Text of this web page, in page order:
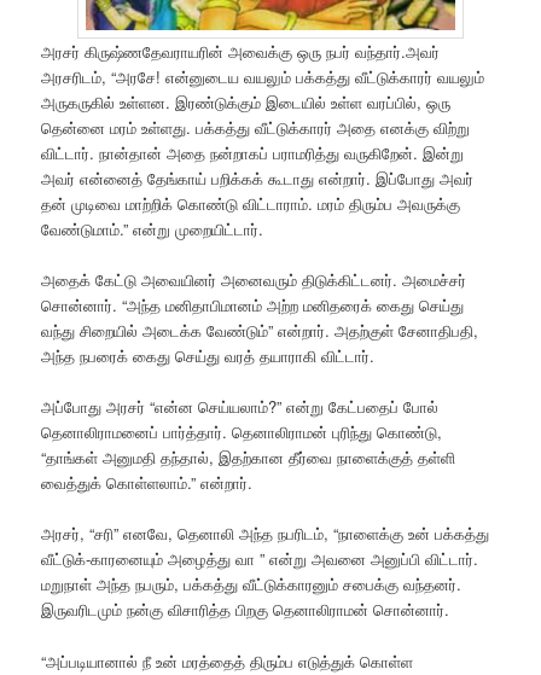
அரசர் கிருஷ்ணதேவராயரின் அவைக்கு ஒரு நபர் வந்தார்.அவர்
அரசரிடம், “அரசே! என்னுடைய வயலும் பக்கத்து வீட்டுக்காரர் வயலும்
அருகருகில் உள்ளன. இரண்டுக்கும் இடையில் உள்ள வரப்பில், ஒரு
தென்னை மரம் உள்ளது. பக்கத்து வீட்டுக்காரர் அதை எனக்கு விற்று
விட்டார். நான்தான் அதை நன்றாகப் பராமரித்து வருகிறேன். இன்று
அவர் என்னைத் தேங்காய் பறிக்கக் கூடாது என்றார். இப்போது அவர்
தன் முடிவை மாற்றிக் கொண்டு விட்டாராம். மரம் திரும்ப அவருக்கு
வேண்டுமாம்.” என்று முறையிட்டார்.
அதைக் கேட்டு அவையினர் அனைவரும் திடுக்கிட்டனர். அமைச்சர்
சொன்னார். “அந்த மனிதாபிமானம் அற்ற மனிதரைக் கைது செய்து
வந்து சிறையில் அடைக்க வேண்டும்” என்றார். அதற்குள் சேனாதிபதி,
அந்த நபரைக் கைது செய்து வரத் தயாராகி விட்டார்.
அப்போது அரசர் “என்ன செய்யலாம்?” என்று கேட்பதைப் போல்
தெனாலிராமனைப் பார்த்தார். தெனாலிராமன் புரிந்து கொண்டு,
“தாங்கள் அனுமதி தந்தால், இதற்கான தீர்வை நாளைக்குத் தள்ளி
வைத்துக் கொள்ளலாம்.” என்றார்.
அரசர், “சரி” எனவே, தெனாலி அந்த நபரிடம், “நாளைக்கு உன் பக்கத்து
வீட்டுக்-காரனையும் அழைத்து வா ” என்று அவனை அனுப்பி விட்டார்.
மறுநாள் அந்த நபரும், பக்கத்து வீட்டுக்காரனும் சபைக்கு வந்தனர்.
இருவரிடமும் நன்கு விசாரித்த பிறகு தெனாலிராமன் சொன்னார்.
“அப்படியானால் நீ உன் மரத்தைத் திரும்ப எடுத்துக் கொள்ள